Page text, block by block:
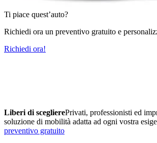
Ti piace quest’auto?
Richiedi ora un preventivo gratuito e
Richiedi ora!
Liberi di sceglierePrivati, professionisti ed
soluzione di mobilità adatta ad ogni vostra
preventivo gratuito